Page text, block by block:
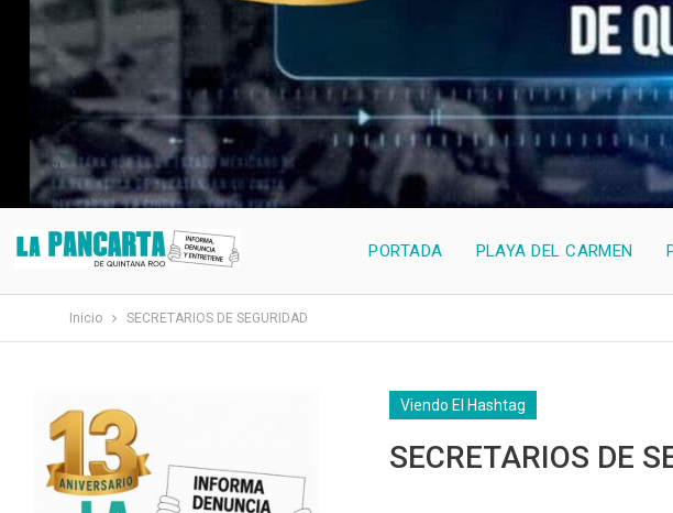
PORTADA PLAYA DEL CARMEN
Inicio SECRETARIOS DE SEGURIDAD
Viendo El Hashtag
SECRETARIOS DE